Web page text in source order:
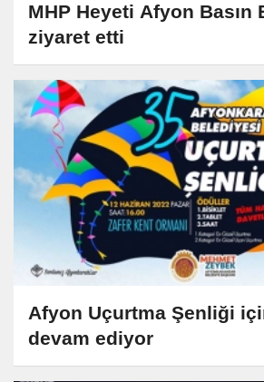
MHP Heyeti Afyon Basın
ziyaret etti
Afyon Uçurtma Şenliği
devam ediyor